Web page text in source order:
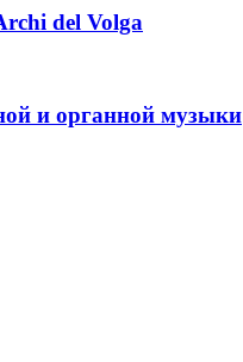
del Volga
и органной музыки